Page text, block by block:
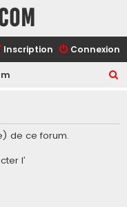
Connexion
Inscription
h
de ce forum.
l’